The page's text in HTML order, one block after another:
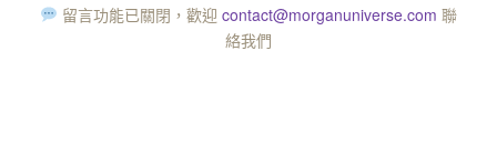
留言功能已關閉，歡迎 contact@morganuniverse.com 聯
絡我們